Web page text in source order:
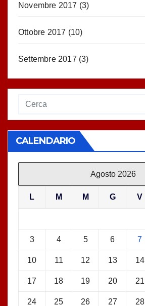
Novembre 2017 (3)
Ottobre 2017 (10)
Settembre 2017 (3)
CALENDARIO
Agosto 2026
L M M G V
3 4 5 6 7
10 11 12 13 14
17 18 19 20 21
24 25 26 27 28